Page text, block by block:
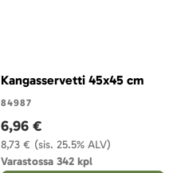
Kangasservetti 45x45 cm
84987
(sis. 25.5% ALV)
8,73 €
6,96 €
Varastossa 342 kpl